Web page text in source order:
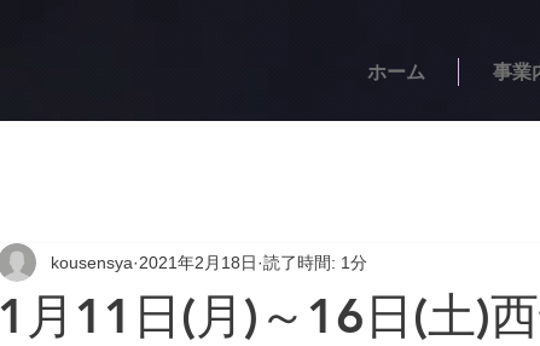
ホーム 事業
1月11日(月)～16日(土)
kousensya 2021年2月18日 読了時間: 1分